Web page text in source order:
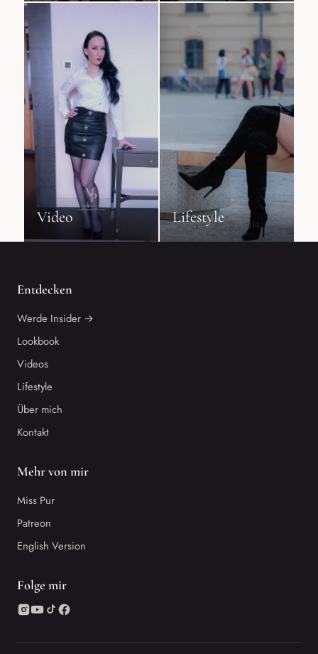
Video Lifestyle
Entdecken
Werde Insider →
Lookbook
Videos
Lifestyle
Über mich
Kontakt
Mehr von mir
Miss Pur
Patreon
English Version
Folge mir